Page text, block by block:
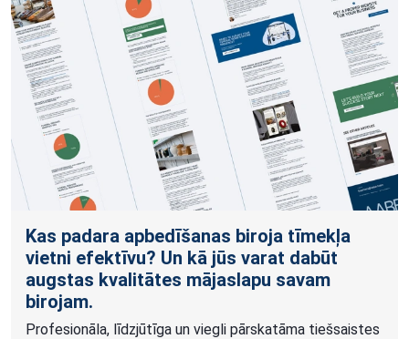
Kas padara apbedīšanas biroja tīmekļa
vietni efektīvu? Un kā jūs varat dabūt
augstas kvalitātes mājaslapu savam
birojam.
Profesionāla, līdzjūtīga un viegli pārskatāma tiešsaistes